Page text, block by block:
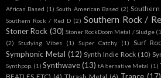
Synthpop. Synthwave (13) tAlternative Metal
Thrash Metal (6) Trance (17)
(hip-hop)
(22) Tribal / Afro House (4)
TWEE UK / Happy Hardcore UK Based (8)
(3)
(1) Vaporwave (2)Vocal Dance/EDM (7) Wave
world (34) World Music World Music
Hispanic)
(22) World Music (other) World